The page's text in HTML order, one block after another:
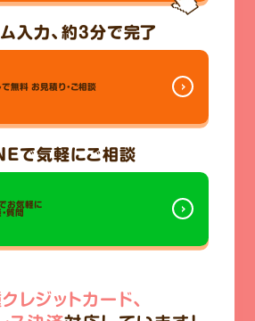
入力、 約3分で完了
で無料 お見積り・ご相談
で気軽にご相談
お気軽に
質問
レジットカード、